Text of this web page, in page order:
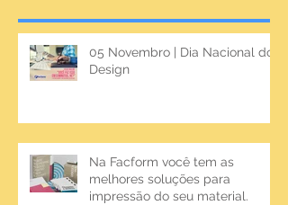
05 Novembro | Dia Nacional do
Design
Na Facform você tem as
melhores soluções para
impressão do seu material.